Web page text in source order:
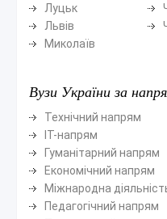
Луцьк
Львів
Миколаїв
Вузи України за
Технічний напрям
ІТ-напрям
Гуманітарний напрям
Економічний напрям
Міжнародна
Педагогічний напрям